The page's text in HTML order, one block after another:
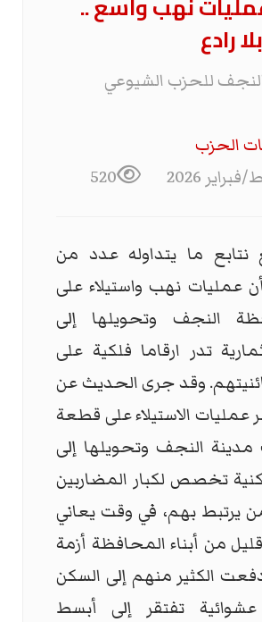
رادع
للحزب الشيوعي
الحزب
520
نتابع ما يتداوله عدد من
عمليات نهب واستيلاء على
النجف وتحويلها إلى
تدر ارقاما فلكية على
وقد جرى الحديث عن
عمليات الاستيلاء على قطعة
النجف وتحويلها إلى
تخصص لكبار المضاربين
يرتبط بهم، في وقت يعاني
من أبناء المحافظة أزمة
الكثير منهم إلى السكن
تفتقر إلى أبسط